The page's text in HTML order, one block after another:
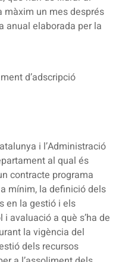
màxim un mes després
anual elaborada per la
d’adscripció
i l’Administració
al qual és
contracte programa
mínim, la definició dels
en la gestió i els
avaluació a què s’ha de
la vigència del
dels recursos